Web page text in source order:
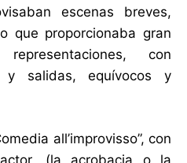
escenas breves,
que proporcionaba gran
con
y salidas, equívocos y
all’improvisso”, con